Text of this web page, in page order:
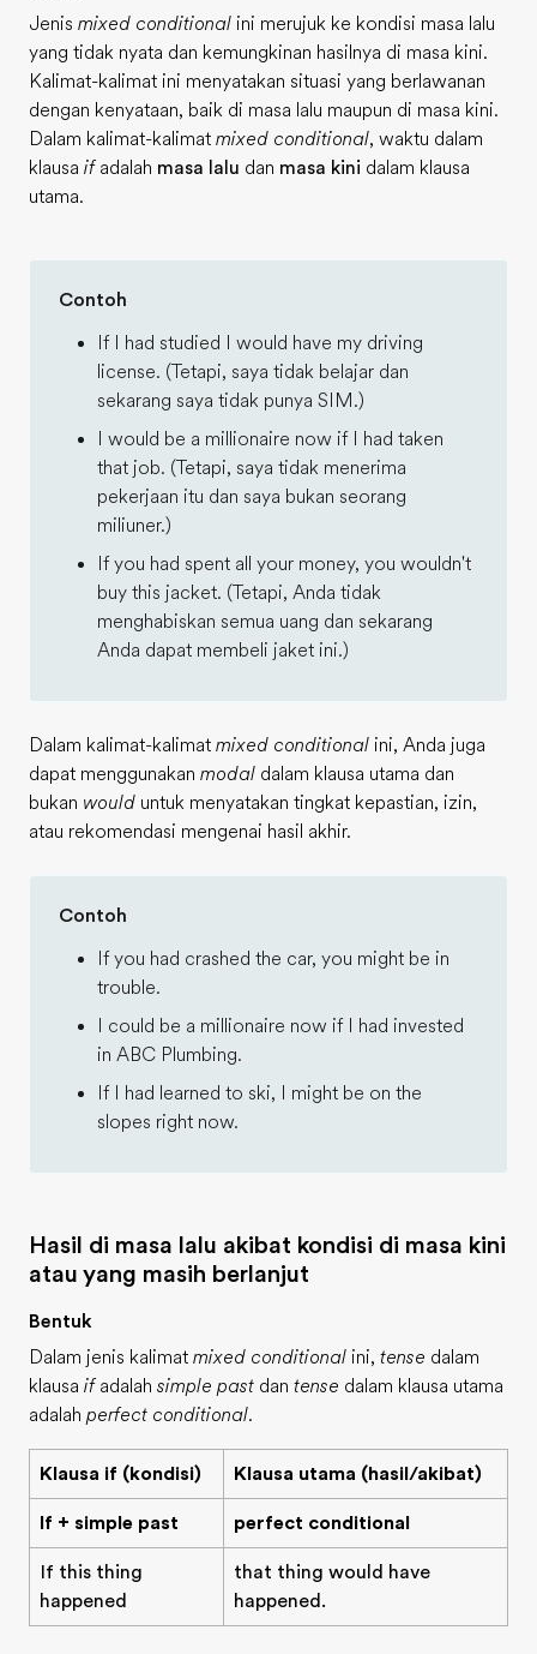
Jenis mixed conditional ini merujuk ke kondisi masa lalu
yang tidak nyata dan kemungkinan hasilnya di masa kini.
Kalimat-kalimat ini menyatakan situasi yang berlawanan
dengan kenyataan, baik di masa lalu maupun di masa kini.
Dalam kalimat-kalimat mixed conditional, waktu dalam
klausa ifadalah masa lalu dan masa kini dalam klausa
utama.
Contoh
If I had studied I would have my driving
license. (Tetapi, saya tidak belajar dan
sekarang saya tidak punya SIM.)
I would be a millionaire now if I had taken
that job. (Tetapi, saya tidak menerima
pekerjaan itu dan saya bukan seorang
miliuner.)
If you had spent all your money, you wouldn't
buy this jacket. (Tetapi, Anda tidak
menghabiskan semua uang dan sekarang
Anda dapat membeli jaket ini.)
Dalam kalimat-kalimat mixed conditional ini, Anda juga
dapat menggunakan modal dalam klausa utama dan
bukan would untuk menyatakan tingkat kepastian, izin,
atau rekomendasi mengenai hasil akhir.
Contoh
If you had crashed the car, you might be in
trouble.
I could be a millionaire now if I had invested
in ABC Plumbing.
If I had learned to ski, I might be on the
slopes right now.
Hasil di masa lalu akibat kondisi di masa kini
atau yang masih berlanjut
Bentuk
Dalam jenis kalimat mixed conditional ini, tense dalam
klausa ifadalah simple past dan tense dalam klausa utama
adalah perfect conditional.
Klausa if (kondisi) Klausa utama (hasil/akibat)
If + simple past perfect conditional
If this thing
happened
that thing would have
happened.